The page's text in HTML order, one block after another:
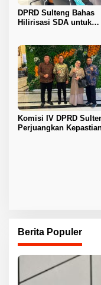
DPRD Sulteng Bahas
Hilirisasi SDA untuk
Komisi IV DPRD
Perjuangkan
Berita Populer